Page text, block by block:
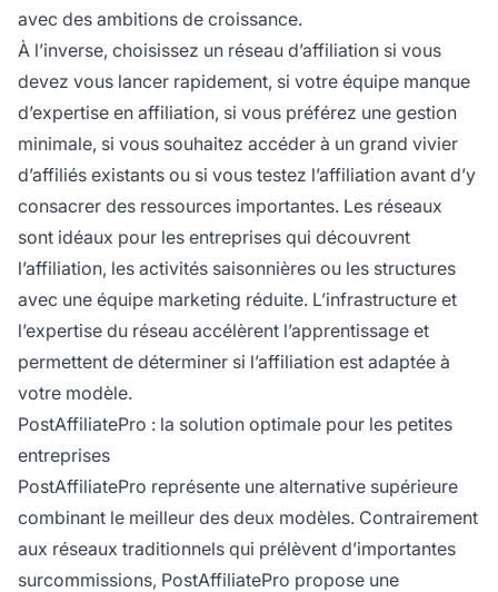
avec des ambitions de croissance.
À l’inverse, choisissez un réseau d’affiliation si vous
devez vous lancer rapidement, si votre équipe manque
d’expertise en affiliation, si vous préférez une gestion
minimale, si vous souhaitez accéder à un grand vivier
d’affiliés existants ou si vous testez l’affiliation avant d’y
consacrer des ressources importantes. Les réseaux
sont idéaux pour les entreprises qui découvrent
l’affiliation, les activités saisonnières ou les structures
avec une équipe marketing réduite. L’infrastructure et
l’expertise du réseau accélèrent l’apprentissage et
permettent de déterminer si l’affiliation est adaptée à
votre modèle.
PostAffiliatePro : la solution optimale pour les petites
entreprises
PostAffiliatePro représente une alternative supérieure
combinant le meilleur des deux modèles. Contrairement
aux réseaux traditionnels qui prélèvent d’importantes
surcommissions, PostAffiliatePro propose une